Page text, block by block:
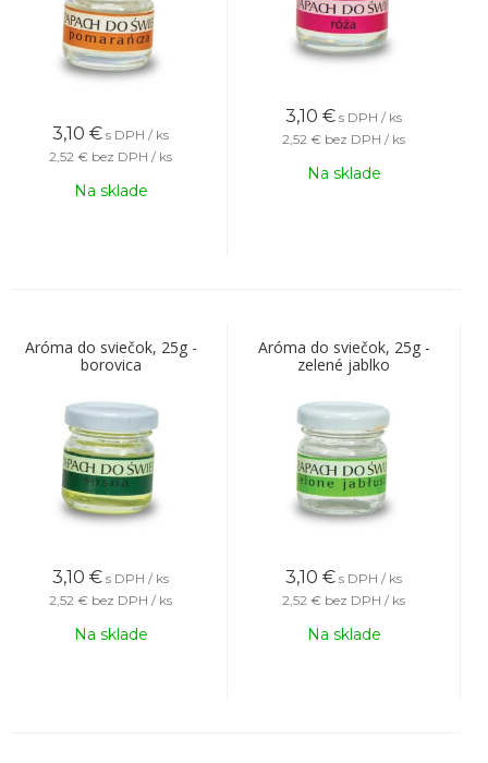
3,10 € s DPH / ks
2,52 € bez DPH / ks
Na sklade
3,10 € s DPH / ks
2,52 € bez DPH / ks
Na sklade
Aróma do sviečok, 25g -
borovica
3,10 € s DPH / ks
2,52 € bez DPH / ks
Na sklade
Aróma do sviečok, 25g -
zelené jablko
3,10 € s DPH / ks
2,52 € bez DPH / ks
Na sklade